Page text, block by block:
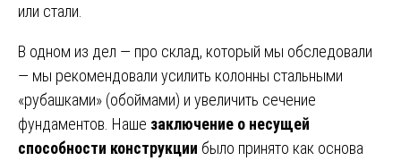
или стали.
В одном из дел — про склад, который мы обследовали
— мы рекомендовали усилить колонны стальными
«рубашками» (обоймами) и увеличить сечение
фундаментов. Наше заключение о несущей
способности конструкции было принято как основа